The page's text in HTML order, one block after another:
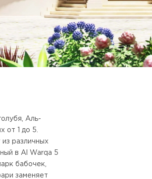
Аль-
от 1 до 5.
различных
в Al Warqa 5
бабочек,
заменяет